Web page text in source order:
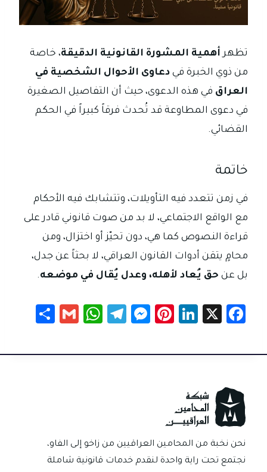
تظهرأهمية المشورة القانونية الدقيقة، خاصة
من ذوي الخبرة في دعاوى الأحوال الشخصية في
العراق في هذه الدعوى، حيث أن التفاصيل الصغيرة
في دعوى المطاوعة قد تُحدث فرقاً كبيراً في الحكم
القضائي.
خاتمة
في زمن تتعدد فيه التأويلات، وتتشابك فيه الأحكام
مع الواقع الاجتماعي، لا بد من صوت قانوني قادر على
قراءة النصوص كما هي، دون تحيّز أو اختزال، ومن
محامٍ يتقن أدوات القانون العراقي، لا بحثاً عن جدل،
بل عن حق يُعاد لأهله، وعدل يُقال في موضعه.
Fa
e
o
ok
X
Li
e
Pi
er
M
se
Te
gr
W
at
G
ail
ar
نحن نخبة من المحامين العراقيين من زاخو إلى الفاو،
نجتمع تحت راية واحدة لنقدم خدمات قانونية شاملة